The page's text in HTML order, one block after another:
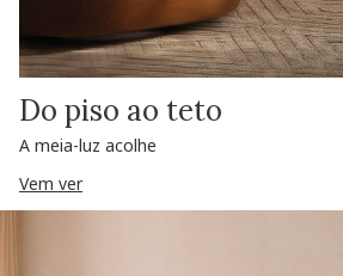
Do piso ao teto
A meia-luz acolhe
Vem ver